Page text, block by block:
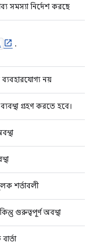
সমস্যা নির্দেশ করছে
.
ব্যবহারযোগ্য নয়
গ্রহণ করতে হবে।
শর্তাবলী
গুরুত্বপূর্ণ অবস্থা